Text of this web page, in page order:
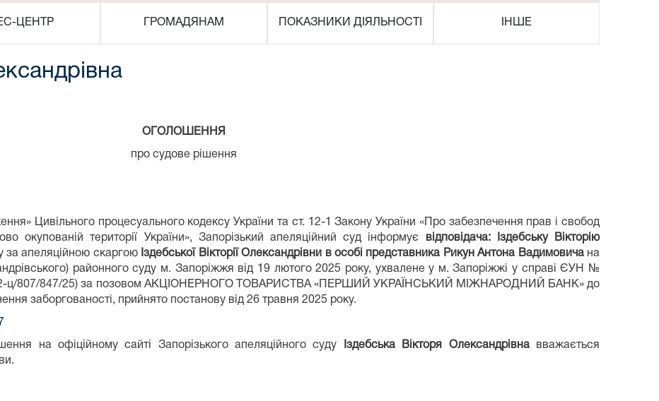
ЦЕНТР ГРОМАДЯНАМ ПОКАЗНИКИ ДІЯЛЬНОСТІ ІНШЕ
ОГОЛОШЕННЯ
про судове рішення
Цивільного процесуального кодексу України та ст. 12-1 Закону України «Про забезпечення прав і свобод
окупованій території України», Запорізький апеляційний суд інформує відповідача:
Іздебську Вікторію
за апеляційною скаргою Іздебської Вікторії Олександрівни в особі представника Рикун Антона Вадимовича на
районного суду м. Запоріжжя від 19 лютого 2025 року, ухвалене у м. Запоріжжі у справі ЄУН №
22-ц/807/847/25) за позовом АКЦІОНЕРНОГО ТОВАРИСТВА «ПЕРШИЙ УКРАЇНСЬКИЙ МІЖНАРОДНИЙ БАНК» до
заборгованості, прийнято постанову від 26 травня 2025 року.
на офіційному сайті Запорізького апеляційного суду Іздебська Вікторя Олександрівна вважається